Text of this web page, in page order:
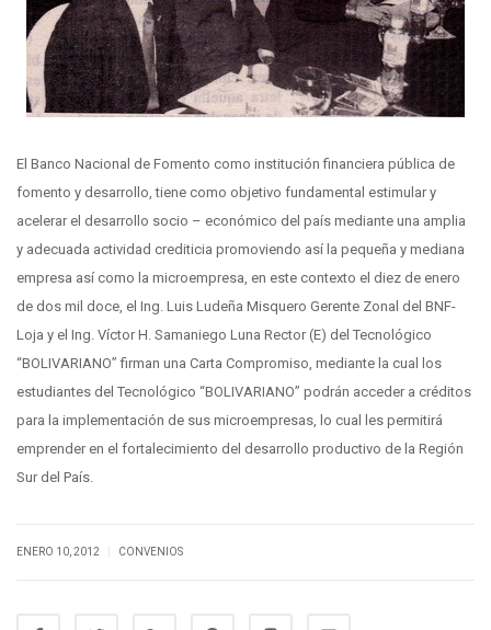
El Banco Nacional de Fomento como institución financiera pública de
fomento y desarrollo, tiene como objetivo fundamental estimular y
acelerar el desarrollo socio – económico del país mediante una amplia
y adecuada actividad crediticia promoviendo así la pequeña y mediana
empresa así como la microempresa, en este contexto el diez de enero
de dos mil doce, el Ing. Luis Ludeña Misquero Gerente Zonal del BNF-
Loja y el Ing. Víctor H. Samaniego Luna Rector (E) del Tecnológico
“BOLIVARIANO” firman una Carta Compromiso, mediante la cual los
estudiantes del Tecnológico “BOLIVARIANO” podrán acceder a créditos
para la implementación de sus microempresas, lo cual les permitirá
emprender en el fortalecimiento del desarrollo productivo de la Región
Sur del País.
ENERO 10, 2012 CONVENIOS